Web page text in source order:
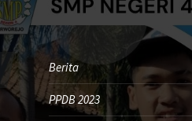
Berita
PPDB 2023